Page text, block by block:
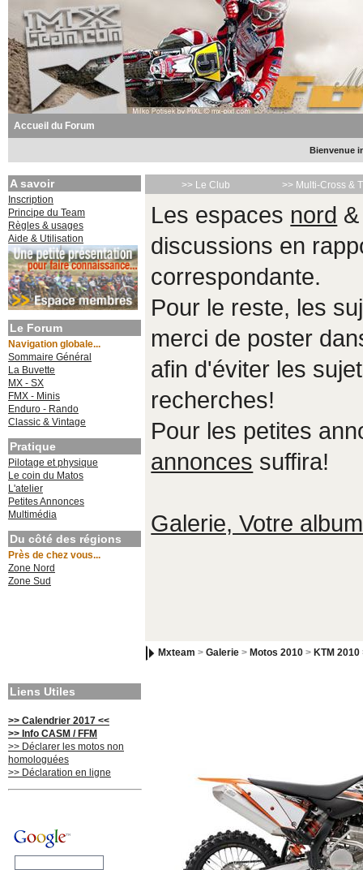
Accueil du Forum
Bienvenue
A savoir
Inscription
Principe du Team
Règles & usages
Aide & Utilisation
Le Forum
Navigation globale...
Sommaire Général
La Buvette
MX - SX
FMX - Minis
Enduro - Rando
Classic & Vintage
Pratique
Pilotage et physique
Le coin du Matos
L'atelier
Petites Annonces
Multimédia
Du côté des régions
Près de chez vous...
Zone Nord
Zone Sud
Liens Utiles
>> Calendrier 2017 <<
>> Info CASM / FFM
>> Déclarer les motos non
homologuées
>> Déclaration en ligne
>> Le Club >> Multi-Cross &
Les espaces nord
discussions en
correspondante.
Pour le reste, les
merci de poster
afin d'éviter les
recherches!
Pour les petites
annonces suffira!
Galerie, Votre
Mxteam >Galerie > Motos 2010 > KTM 2010